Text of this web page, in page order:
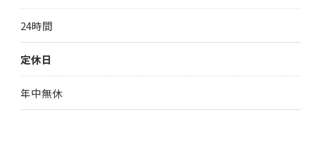
24時間
定休日
年中無休